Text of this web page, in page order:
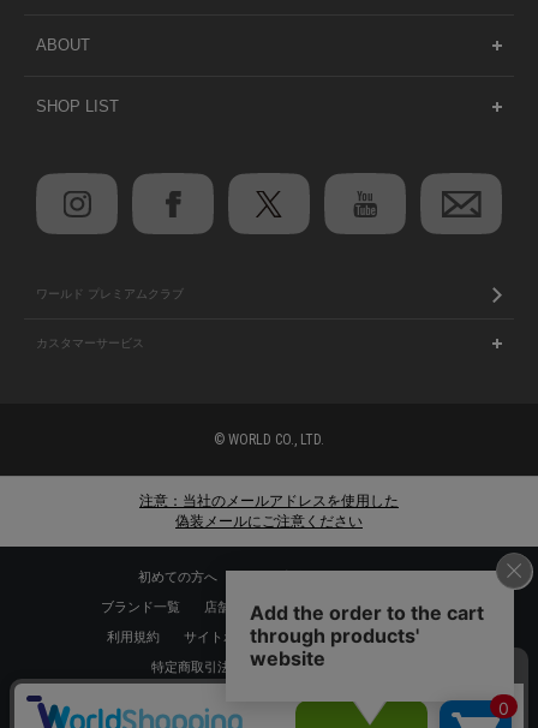
ABOUT
SHOP LIST
ワールド プレミアムクラブ
カスタマーサービス
© WORLD CO., LTD.
注意：当社のメールアドレスを使用した
偽装メールにご注意ください
初めての方へ
ブランド一覧 店舗検索 企業情報 株主優待制度
利用規約 サイトポリシー プライバシーポリシー
特定商取引法に基づく表記
Copyrights © WORLD CO.,LTD. All rights reserved.